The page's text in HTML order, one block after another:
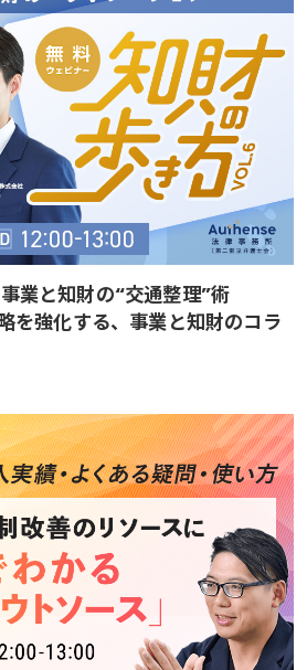
業と知財の“交通整理”術
を強化する、事業と知財のコラ